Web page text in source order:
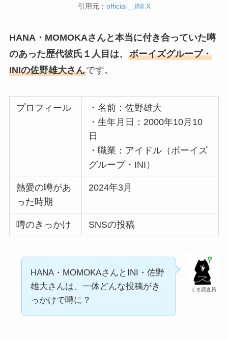
引用元： official__INI X
HANA・MOMOKAさんと本当に付き合っていた噂
のあった歴代彼氏１人目は、 ボーイズグループ・
INIの佐野雄大さんです。
プロフィール
・名前：佐野雄大
・生年月日：2000年10月10
日
・職業：アイドル（ボーイズ
グループ・INI）
熱愛の噂があ
った時期
2024年3月
噂のきっかけ SNSの投稿
くま調査員
HANA・MOMOKAさんとINI・佐野
雄大さんは、一体どんな投稿がき
っかけで噂に？